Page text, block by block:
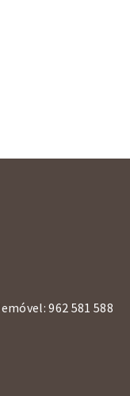
962 581 588